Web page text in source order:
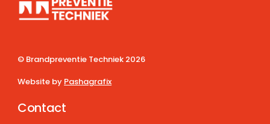
© Brandpreventie Techniek 2026
Website by Pashagrafix
Contact